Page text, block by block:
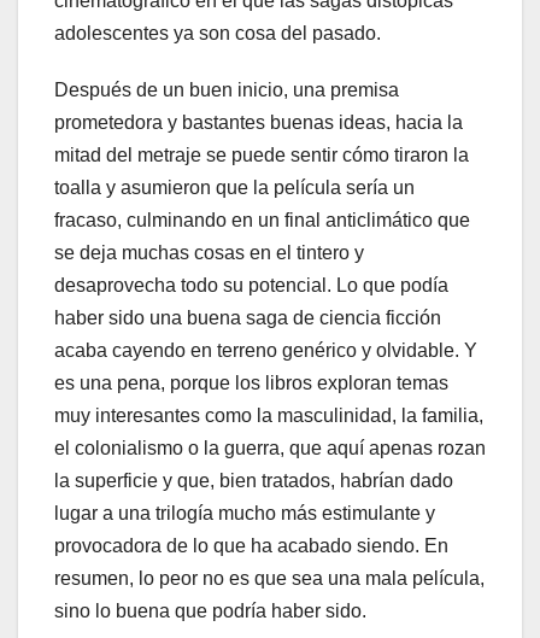
adolescentes ya son cosa del pasado.
Después de un buen inicio, una premisa
prometedora y bastantes buenas ideas, hacia la
mitad del metraje se puede sentir cómo tiraron la
toalla y asumieron que la película sería un
fracaso, culminando en un final anticlimático que
se deja muchas cosas en el tintero y
desaprovecha todo su potencial. Lo que podía
haber sido una buena saga de ciencia ficción
acaba cayendo en terreno genérico y olvidable. Y
es una pena, porque los libros exploran temas
muy interesantes como la masculinidad, la familia,
el colonialismo o la guerra, que aquí apenas rozan
la superficie y que, bien tratados, habrían dado
lugar a una trilogía mucho más estimulante y
provocadora de lo que ha acabado siendo. En
resumen, lo peor no es que sea una mala película,
sino lo buena que podría haber sido.